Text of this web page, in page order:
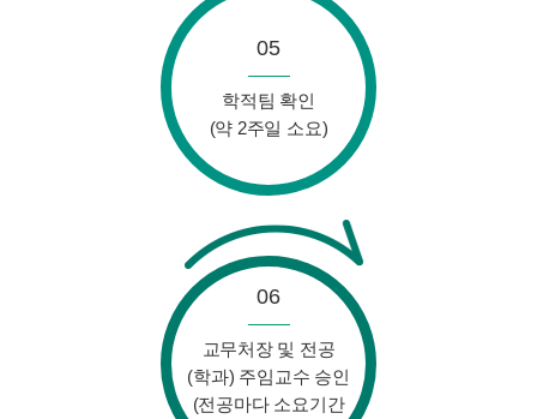
05
학적팀 확인
(약 2주일 소요)
06
교무처장 및 전공
(학과) 주임교수 승인
(전공마다 소요기간